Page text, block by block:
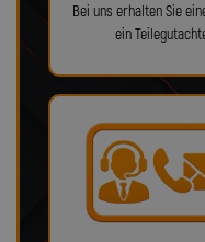
Bei uns erhalten Sie
ein